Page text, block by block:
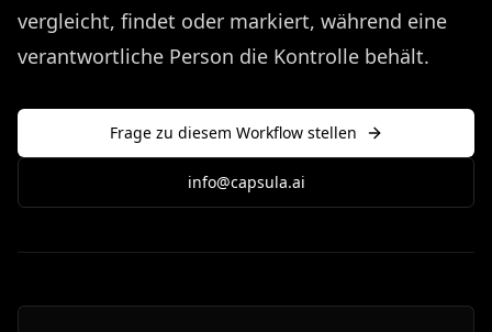
vergleicht, findet oder markiert, während eine
verantwortliche Person die Kontrolle behält.
Frage zu diesem Workflow stellen
info@capsula.ai